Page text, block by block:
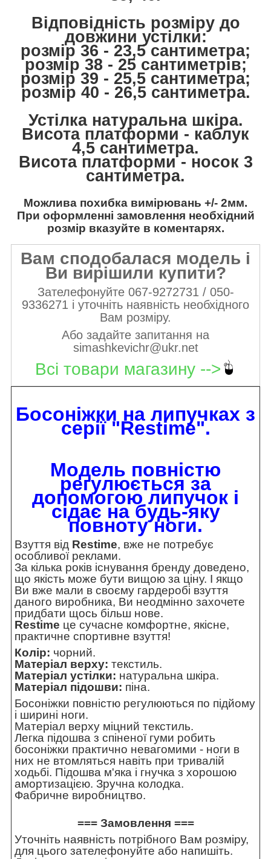
Відповідність розміру до
довжини устілки:
розмір 36 - 23,5 сантиметра;
розмір 38 - 25 сантиметрів;
розмір 39 - 25,5 сантиметра;
розмір 40 - 26,5 сантиметра.
Устілка натуральна шкіра.
Висота платформи - каблук
4,5 сантиметра.
Висота платформи - носок 3
сантиметра.
Можлива похибка вимірювань +/- 2мм.
При оформленні замовлення необхідний
розмір вказуйте в коментарях.
Вам сподобалася модель і
Ви вирішили купити?
Зателефонуйте 067-9272731 / 050-
9336271 і уточніть наявність необхідного
Вам розміру.
Або задайте запитання на
simashkevichr@ukr.net
Всі товари магазину -->
Босоніжки на липучках з
серії "Restime".
Модель повністю
регулюється за
допомогою липучок і
сідає на будь-яку
повноту ноги.
Взуття від Restime, вже не потребує
особливої реклами.
За кілька років існування бренду доведено,
що якість може бути вищою за ціну. І якщо
Ви вже мали в своєму гардеробі взуття
даного виробника, Ви неодмінно захочете
придбати щось більш нове.
Restime це сучасне комфортне, якісне,
практичне спортивне взуття!
Колір: чорний.
Матеріал верху: текстиль.
Матеріал устілки: натуральна шкіра.
Матеріал підошви: піна.
Босоніжки повністю регулюються по підйому
і ширині ноги.
Матеріал верху міцний текстиль.
Легка підошва з спіненої гуми робить
босоніжки практично невагомими - ноги в
них не втомляться навіть при тривалій
ходьбі. Підошва м'яка і гнучка з хорошою
амортизацією. Зручна колодка.
Фабричне виробництво.
=== Замовлення ===
Уточніть наявність потрібного Вам розміру,
для цього зателефонуйте або напишіть.